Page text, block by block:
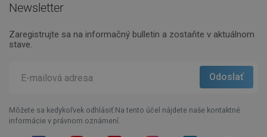
Newsletter
Zaregistrujte sa na informačný bulletin a zostaňte v aktuálnom
stave.
Môžete sa kedykoľvek odhlásiť.Na tento účel nájdete naše kontaktné
informácie v právnom oznámení.